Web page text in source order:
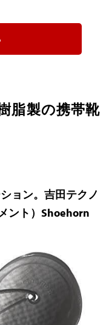
脂製の携帯靴
ョン。吉田テクノ
ント）Shoehorn